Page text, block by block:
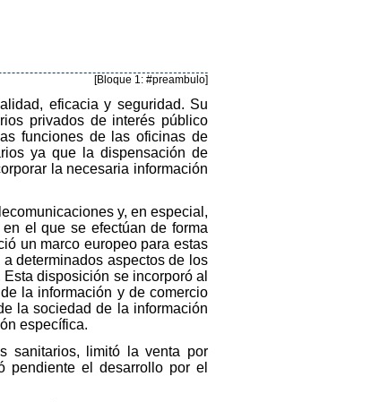
[Bloque 1: #preambulo]
eficacia y seguridad. Su
privados de interés público
funciones de las oficinas de
ya que la dispensación de
la necesaria información
y, en especial,
el que se efectúan de forma
un marco europeo para estas
a determinados aspectos de los
disposición se incorporó al
la información y de comercio
la sociedad de la información
específica.
sanitarios, limitó la venta por
pendiente el desarrollo por el